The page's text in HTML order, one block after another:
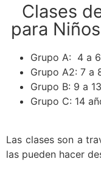
Clases
para
Grupo A: 4 a
Grupo A2: 7 a
Grupo B: 9 a
Grupo C: 14
Las clases son a
las pueden hacer